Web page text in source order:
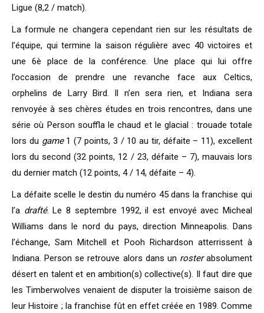
Ligue (8,2 / match).
La formule ne changera cependant rien sur les résultats de
l’équipe, qui termine la saison régulière avec 40 victoires et
une 6è place de la conférence. Une place qui lui offre
l’occasion de prendre une revanche face aux Celtics,
orphelins de Larry Bird. Il n’en sera rien, et Indiana sera
renvoyée à ses chères études en trois rencontres, dans une
série où Person souffla le chaud et le glacial : trouade totale
lors du game1 (7 points, 3 / 10 au tir, défaite – 11), excellent
lors du second (32 points, 12 / 23, défaite – 7), mauvais lors
du dernier match (12 points, 4 / 14, défaite – 4).
La défaite scelle le destin du numéro 45 dans la franchise qui
l’a drafté. Le 8 septembre 1992, il est envoyé avec Micheal
Williams dans le nord du pays, direction Minneapolis. Dans
l’échange, Sam Mitchell et Pooh Richardson atterrissent à
Indiana. Person se retrouve alors dans un rosterabsolument
désert en talent et en ambition(s) collective(s). Il faut dire que
les Timberwolves venaient de disputer la troisième saison de
leur Histoire ; la franchise fût en effet créée en 1989. Comme